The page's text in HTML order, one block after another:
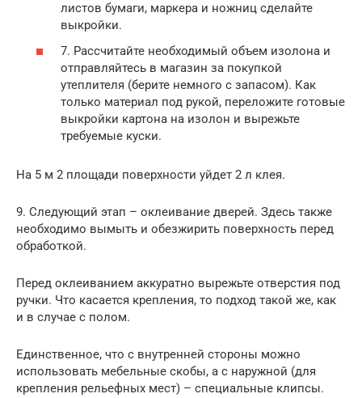
листов бумаги, маркера и ножниц сделайте
выкройки.
7. Рассчитайте необходимый объем изолона и
отправляйтесь в магазин за покупкой
утеплителя (берите немного с запасом). Как
только материал под рукой, переложите готовые
выкройки картона на изолон и вырежьте
требуемые куски.
На 5 м 2 площади поверхности уйдет 2 л клея.
9. Следующий этап – оклеивание дверей. Здесь также
необходимо вымыть и обезжирить поверхность перед
обработкой.
Перед оклеиванием аккуратно вырежьте отверстия под
ручки. Что касается крепления, то подход такой же, как
и в случае с полом.
Единственное, что с внутренней стороны можно
использовать мебельные скобы, а с наружной (для
крепления рельефных мест) – специальные клипсы.